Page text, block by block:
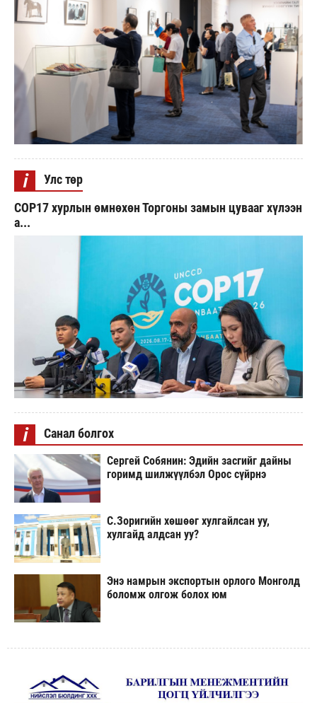
i
Улс төр
COP17 хурлын өмнөхөн Торгоны замын цувааг хүлээн
а...
i Санал болгох
Сергей Собянин: Эдийн засгийг дайны
горимд шилжүүлбэл Орос сүйрнэ
С.Зоригийн хөшөөг хулгайлсан уу,
хулгайд алдсан уу?
Энэ намрын экспортын орлого Монголд
боломж олгож болох юм